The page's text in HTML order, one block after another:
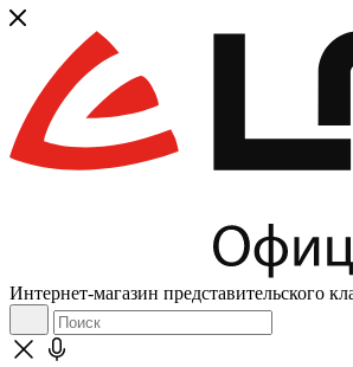
Интернет-магазин представительского